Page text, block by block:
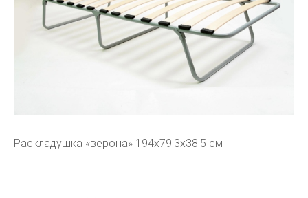
Раскладушка «верона» 194x79.3x38.5 см